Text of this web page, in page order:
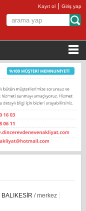
Kayıt ol |Giriş yap
BALIKESİR / merkez